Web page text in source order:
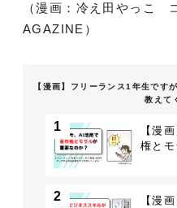
（漫画：冷え田やっこ
AGAZINE）
【漫画】フリーランス1年生です
教えて
1
【漫
権と
2
【漫